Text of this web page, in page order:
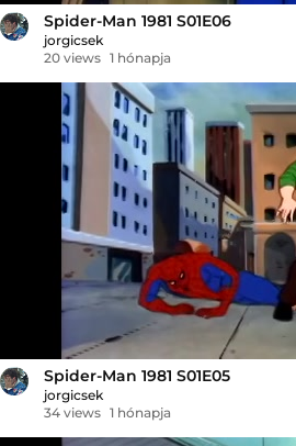
Spider-Man 1981 S01E06
jorgicsek
20 views 1 hónapja
Spider-Man 1981 S01E05
jorgicsek
34 views 1 hónapja